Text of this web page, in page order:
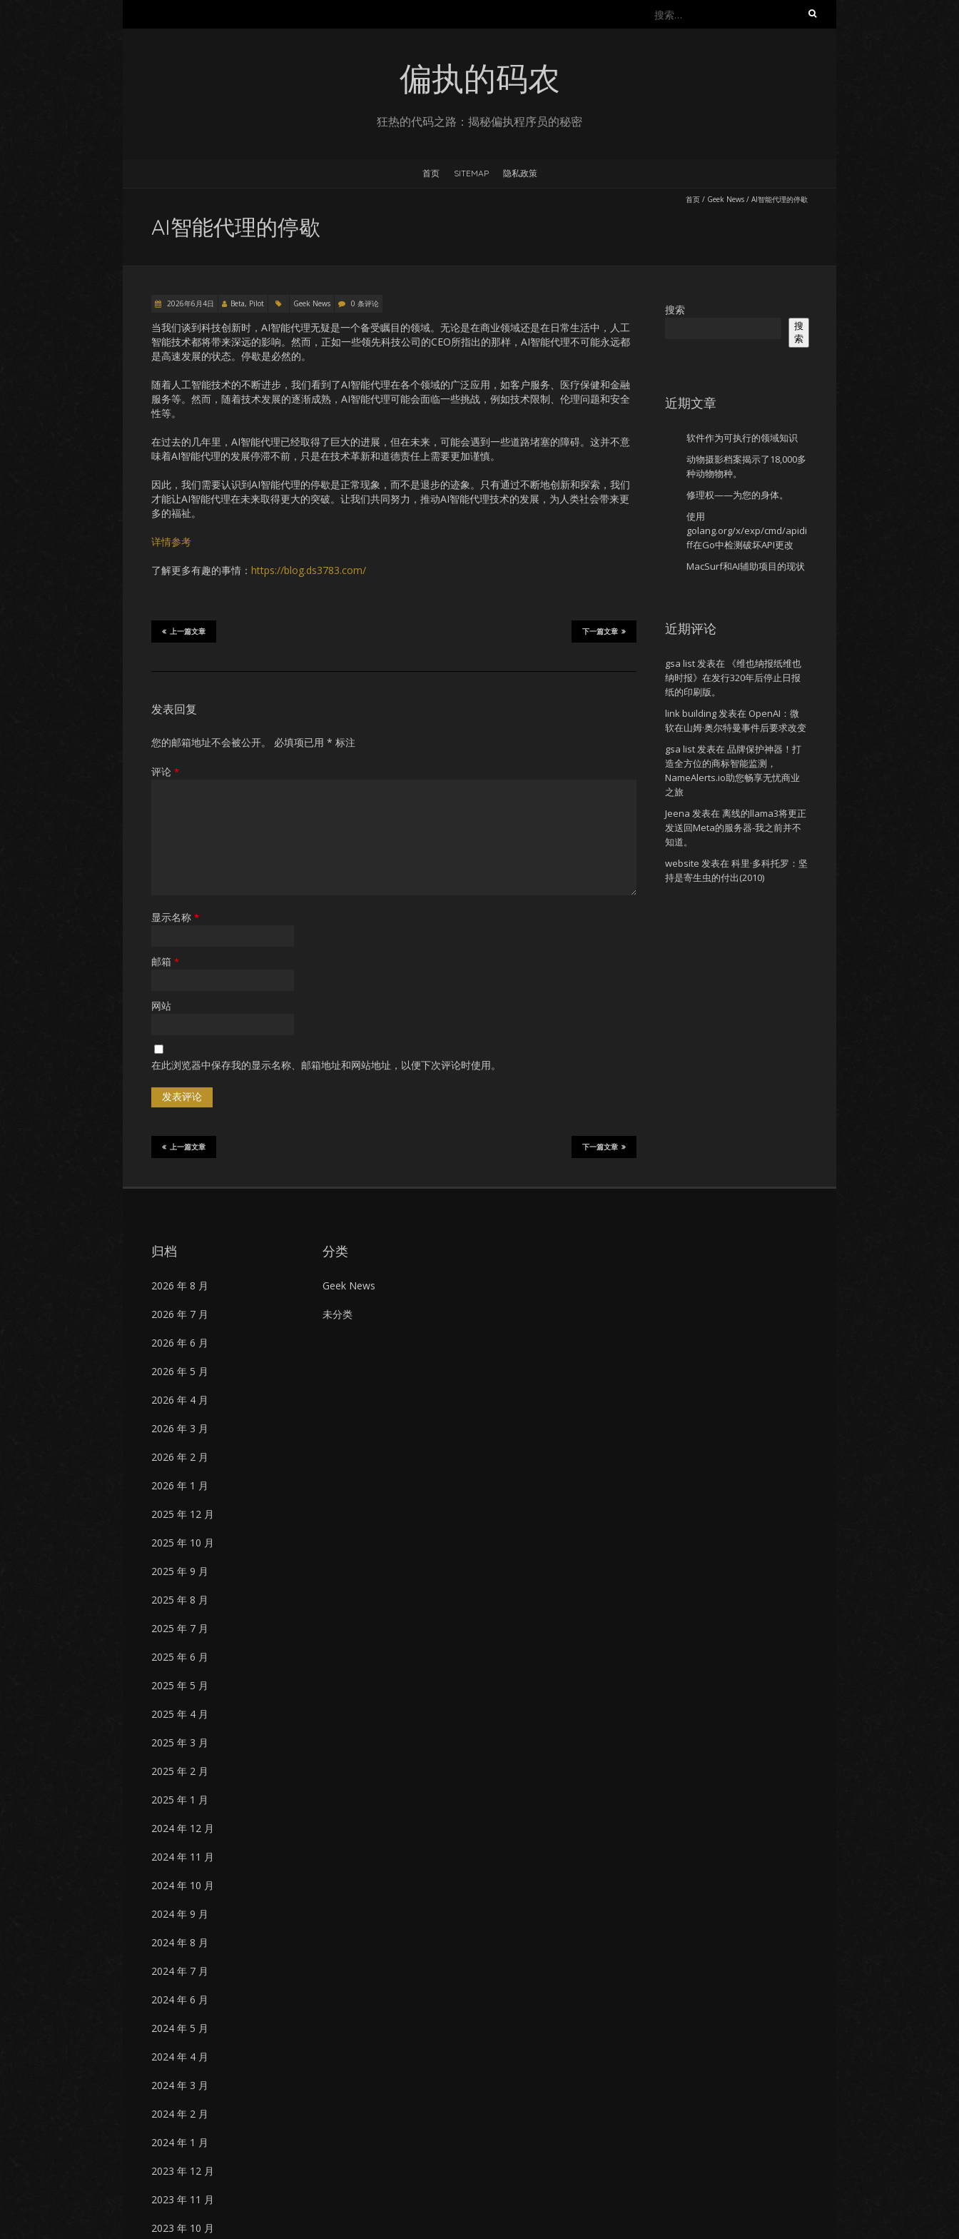
搜
偏执的码农
狂热的代码之路：揭秘偏执程序员的秘密
首页 SITEMAP 隐私政策
首页 / Geek News / AI智能代理的停歇
AI智能代理的停歇
2026年6月4日 Beta, Pilot Geek News 0 条评论
当我们谈到科技创新时，AI智能代理无疑是一个备受瞩目的领域。无论是在商业领域还是在日常生活中，人工
智能技术都将带来深远的影响。然而，正如一些领先科技公司的CEO所指出的那样，AI智能代理不可能永远都
是高速发展的状态。停歇是必然的。
随着人工智能技术的不断进步，我们看到了AI智能代理在各个领域的广泛应用，如客户服务、医疗保健和金融
服务等。然而，随着技术发展的逐渐成熟，AI智能代理可能会面临一些挑战，例如技术限制、伦理问题和安全
性等。
在过去的几年里，AI智能代理已经取得了巨大的进展，但在未来，可能会遇到一些道路堵塞的障碍。这并不意
味着AI智能代理的发展停滞不前，只是在技术革新和道德责任上需要更加谨慎。
因此，我们需要认识到AI智能代理的停歇是正常现象，而不是退步的迹象。只有通过不断地创新和探索，我们
才能让AI智能代理在未来取得更大的突破。让我们共同努力，推动AI智能代理技术的发展，为人类社会带来更
多的福祉。
详情参考
了解更多有趣的事情： https://blog.ds3783.com/
下一篇文章
上一篇文章
发表回复
您的邮箱地址不会被公开。 必填项已用 * 标注
评论 *
显示名称 *
邮箱 *
网站
在此浏览器中保存我的显示名称、邮箱地址和网站地址，以便下次评论时使用。
下一篇文章
上一篇文章
搜索
搜
索
近期文章
软件作为可执行的领域知识
动物摄影档案揭示了18,000多
种动物物种。
修理权——为您的身体。
使用
golang.org/x/exp/cmd/apidi
ff在Go中检测破坏API更改
MacSurf和AI辅助项目的现状
近期评论
gsa list发表在
《维也纳报纸维也
纳时报》在发行320年后停止日报
纸的印刷版。
link building发表在 OpenAI：微
软在山姆·奥尔特曼事件后要求改变
gsa list发表在 品牌保护神器！打
造全方位的商标智能监测，
NameAlerts.io助您畅享无忧商业
之旅
Jeena 发表在 离线的llama3将更正
发送回Meta的服务器-我之前并不
知道。
website 发表在 科里·多科托罗：坚
持是寄生虫的付出(2010)
归档
2026 年 8 月
2026 年 7 月
2026 年 6 月
2026 年 5 月
2026 年 4 月
2026 年 3 月
2026 年 2 月
2026 年 1 月
2025 年 12 月
2025 年 10 月
2025 年 9 月
2025 年 8 月
2025 年 7 月
2025 年 6 月
2025 年 5 月
2025 年 4 月
2025 年 3 月
2025 年 2 月
2025 年 1 月
2024 年 12 月
2024 年 11 月
2024 年 10 月
2024 年 9 月
2024 年 8 月
2024 年 7 月
2024 年 6 月
2024 年 5 月
2024 年 4 月
2024 年 3 月
2024 年 2 月
2024 年 1 月
2023 年 12 月
2023 年 11 月
2023 年 10 月
分类
Geek News
未分类